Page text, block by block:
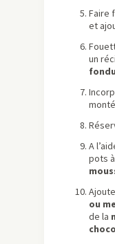
Faire
et
un
fondu
A
pots
ou
de la